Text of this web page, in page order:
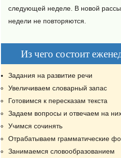
следующей неделе. В новой
недели не повторяются.
Из чего состоит
Задания на развитие речи
Увеличиваем словарный запас
Готовимся к пересказам текста
Задаем вопросы и отвечаем на
Учимся сочинять
Отрабатываем грамматические
Занимаемся словообразованием